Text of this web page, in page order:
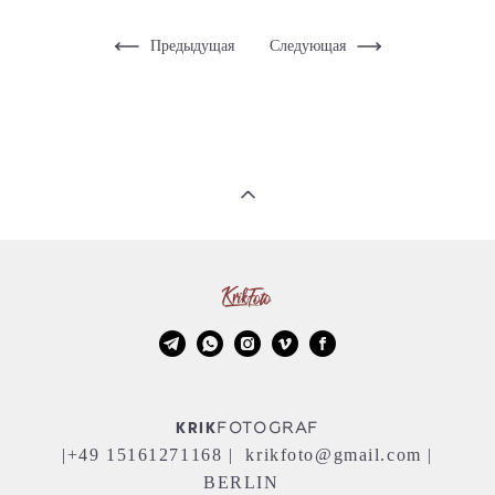
Предыдущая Следующая
KRIKFOTOGRAF
|+49 15161271168 | krikfoto@gmail.com |
BERLIN